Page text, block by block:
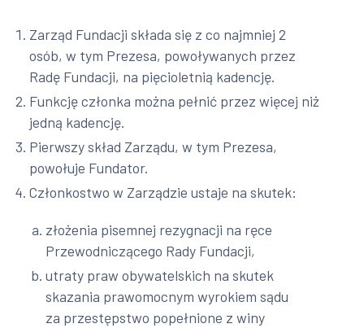
Zarząd Fundacji składa się z co najmniej 2
osób, w tym Prezesa, powoływanych przez
Radę Fundacji, na pięcioletnią kadencję.
Funkcję członka można pełnić przez więcej niż
jedną kadencję.
Pierwszy skład Zarządu, w tym Prezesa,
powołuje Fundator.
Członkostwo w Zarządzie ustaje na skutek:
złożenia pisemnej rezygnacji na ręce
Przewodniczącego Rady Fundacji,
utraty praw obywatelskich na skutek
skazania prawomocnym wyrokiem sądu
za przestępstwo popełnione z winy